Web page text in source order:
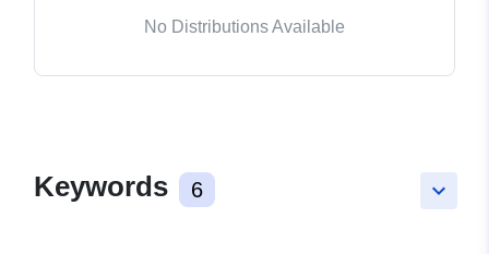
No Distributions Available
keyboard_arrow_down
Keywords 6